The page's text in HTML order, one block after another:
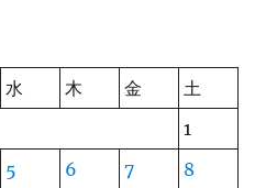
水 木 金
土
1
5 6 7
8